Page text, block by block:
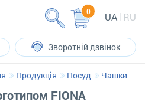
UA RU
0
Зворотній дзвінок
Продукція Посуд Чашки
FIONA